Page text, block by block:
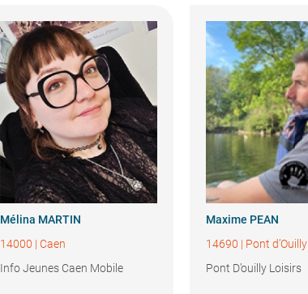
Mélina MARTIN
14000 | Caen
Info Jeunes Caen Mobile
Maxime PEAN
14690 | Pont d’Ouilly
Pont D’ouilly Loisirs